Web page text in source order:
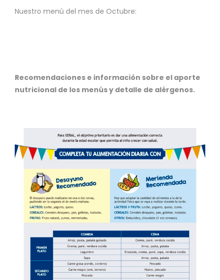
Nuestro menú del mes de Octubre:
Recomendaciones e información sobre el aporte
nutricional de los menús y detalle de alérgenos.